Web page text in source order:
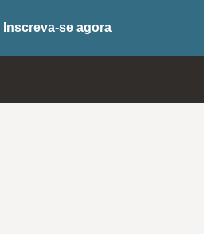
Inscreva-se agora